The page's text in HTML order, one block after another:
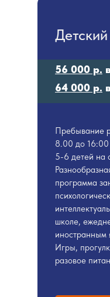
64 000 р.
Пребывание
8.00 до
5-6 детей на
программа
школе,
иностранным
Игры,
разовое
56 000 р.